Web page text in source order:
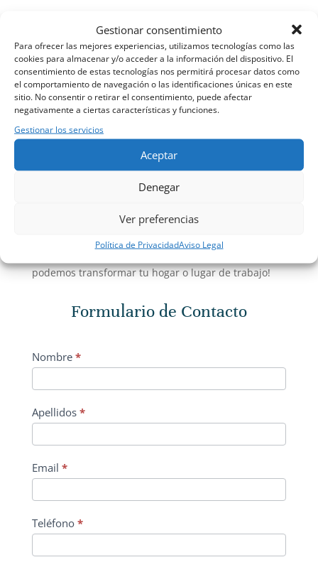
Gestionar consentimiento
Para ofrecer las mejores experiencias, utilizamos tecnologías como las
cookies para almacenar y/o acceder a la información del dispositivo. El
consentimiento de estas tecnologías nos permitirá procesar datos como
el comportamiento de navegación o las identificaciones únicas en este
sitio. No consentir o retirar el consentimiento, puede afectar
negativamente a ciertas características y funciones.
Gestionar los servicios
Aceptar
Denegar
Ver preferencias
Política de PrivacidadAviso Legal
personalizada? EnLa Tienda del Orden
aquí para ayudarte a crear espacios perfectamente
podemos transformar tu hogar o lugar de trabajo!
Formulario de Contacto
Contact
Us
Nombre *
Apellidos *
Email *
Teléfono *